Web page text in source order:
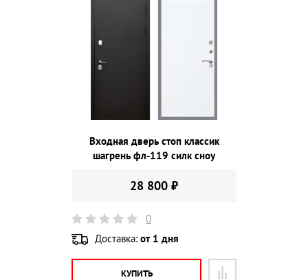
Входная дверь стоп классик
шагрень фл-119 силк сноу
28 800 ₽
0
Доставка: от 1 дня
КУПИТЬ